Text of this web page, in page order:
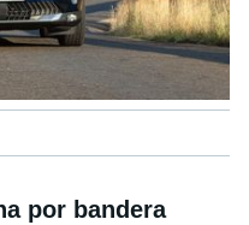
por bandera